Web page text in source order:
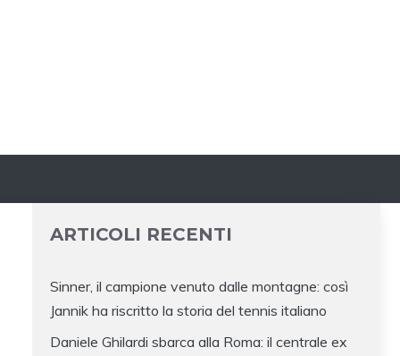
ARTICOLI RECENTI
Sinner, il campione venuto dalle montagne: così
Jannik ha riscritto la storia del tennis italiano
Daniele Ghilardi sbarca alla Roma: il centrale ex